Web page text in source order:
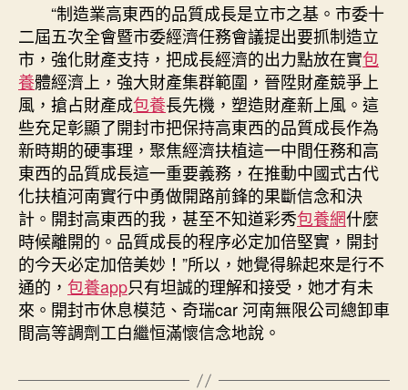
“制造業高東西的品質成長是立市之基。市委十
二屆五次全會暨市委經濟任務會議提出要抓制造立
市，強化財產支持，把成長經濟的出力點放在實包
養體經濟上，強大財產集群範圍，晉陞財產競爭上
風，搶占財產成包養長先機，塑造財產新上風。這
些充足彰顯了開封市把保持高東西的品質成長作為
新時期的硬事理，聚焦經濟扶植這一中間任務和高
東西的品質成長這一重要義務，在推動中國式古代
化扶植河南實行中勇做開路前鋒的果斷信念和決
計。開封高東西的我，甚至不知道彩秀包養網什麼
時候離開的。品質成長的程序必定加倍堅實，開封
的今天必定加倍美妙！”所以，她覺得躲起來是行不
通的， 包養app只有坦誠的理解和接受，她才有未
來。開封市休息模范、奇瑞car 河南無限公司總卸車
間高等調劑工白繼恒滿懷信念地說。